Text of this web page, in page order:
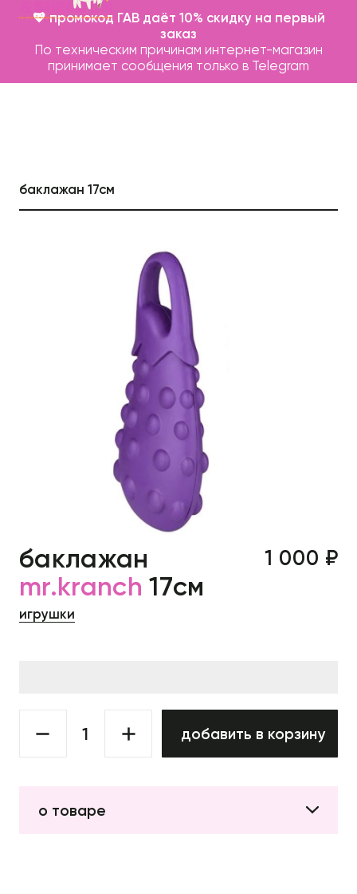
💖 промокод ГАВ даёт 10% скидку на первый
заказ
По техническим причинам интернет-магазин
принимает сообщения только в Telegram
баклажан 17см
баклажан
mr.kranch 17см
игрушки
1 000 ₽
добавить в корзину
о товаре
Записаться на груминг